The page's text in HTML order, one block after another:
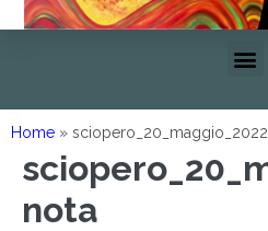
Home »
nota